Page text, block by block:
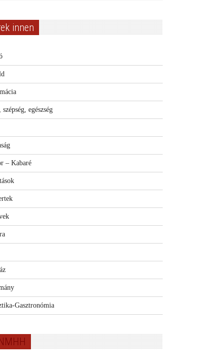
innen
egészség
– Kabaré
Gasztronómia
NMHH